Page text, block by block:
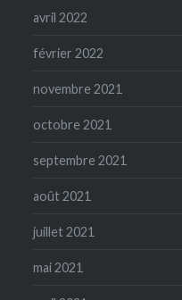
avril 2022
février 2022
novembre 2021
octobre 2021
septembre 2021
août 2021
juillet 2021
mai 2021